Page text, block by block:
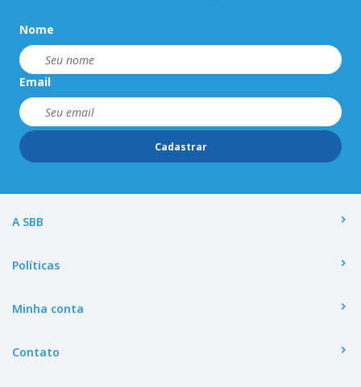
Nome
Email
Cadastrar
A SBB
Políticas
Minha conta
Contato